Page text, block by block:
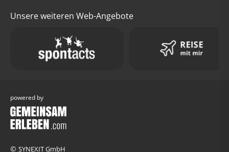
Unsere weiteren Web-Angebote
powered by
© SYNEXIT GmbH